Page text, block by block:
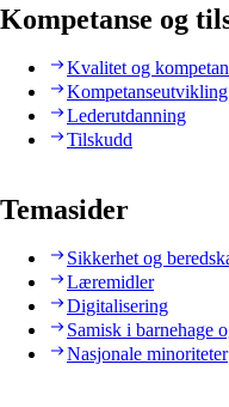
Kompetanse og
Kvalitet og
Lederutdanning
Tilskudd
Temasider
Sikkerhet og
Læremidler
Digitalisering
Samisk i barnehage
Nasjonale minoriteter